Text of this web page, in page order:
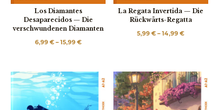
Los Diamantes
Desaparecidos — Die
verschwundenen Diamanten
6,99€ –15,99€Preisspanne:
15,99 €
La Regata Invertida — Die
Rückwärts-Regatta
5,99€ –14,99€
14,99 €